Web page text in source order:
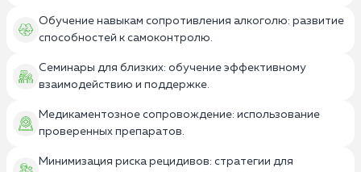
Обучение навыкам сопротивления алкоголю: развитие
способностей к самоконтролю.
Семинары для близких: обучение эффективному
взаимодействию и поддержке.
Медикаментозное сопровождение: использование
проверенных препаратов.
Минимизация риска рецидивов: стратегии для